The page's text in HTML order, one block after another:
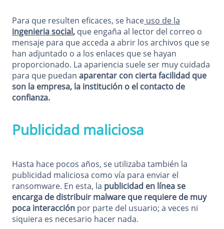
Para que resulten eficaces, se hace uso de la
ingenieria social, que engaña al lector del correo o
mensaje para que acceda a abrir los archivos que se
han adjuntado o a los enlaces que se hayan
proporcionado. La apariencia suele ser muy cuidada
para que puedan aparentar con cierta facilidad que
son la empresa, la institución o el contacto de
confianza.
Publicidad maliciosa
Hasta hace pocos años, se utilizaba también la
publicidad maliciosa como vía para enviar el
ransomware. En esta, la publicidad en línea se
encarga de distribuir malware que requiere de muy
poca interacción por parte del usuario; a veces ni
siquiera es necesario hacer nada.